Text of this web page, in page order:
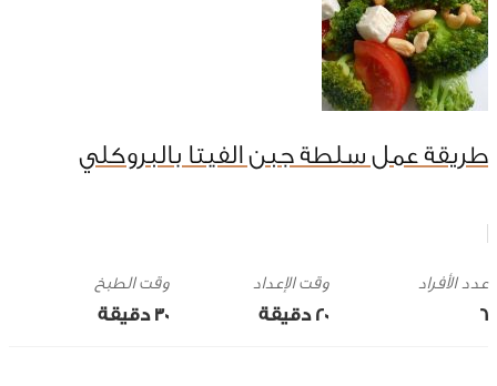
طريقة عمل سلطة جبن الفيتا بالبروكلي
6
وقت الإعداد
20 ‎دقيقة
وقت الطبخ
30 ‎دقيقة